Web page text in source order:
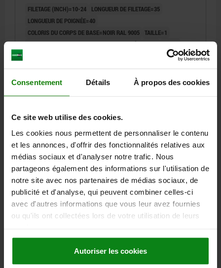
Consentement Détails À propos des cookies
Ce site web utilise des cookies.
Les cookies nous permettent de personnaliser le contenu
et les annonces, d'offrir des fonctionnalités relatives aux
médias sociaux et d'analyser notre trafic. Nous
partageons également des informations sur l'utilisation de
notre site avec nos partenaires de médias sociaux, de
publicité et d'analyse, qui peuvent combiner celles-ci
avec d'autres informations que vous leur avez fournies
ou qu'ils ont collectées lors de votre utilisation de leurs
Autoriser les cookies
FILETAGE (INCH)=10-24
LONGUEUR DE FILETAGE=35
LONGUEUR DE POIGNÉE=40
COLORIS DU CORPS DE BASE=NOIR RAL 9005 TAILLE=1
SURFACE DU CORPS DE BASE=MATE SATINÉE D=10 D1=13
H1=4
NOMBRE DE DENTS =16
13,09 €
hors frais d’envoi
06443 inch
RAL9005 MATE SATINÉE, COMP:ACIER BRUNI